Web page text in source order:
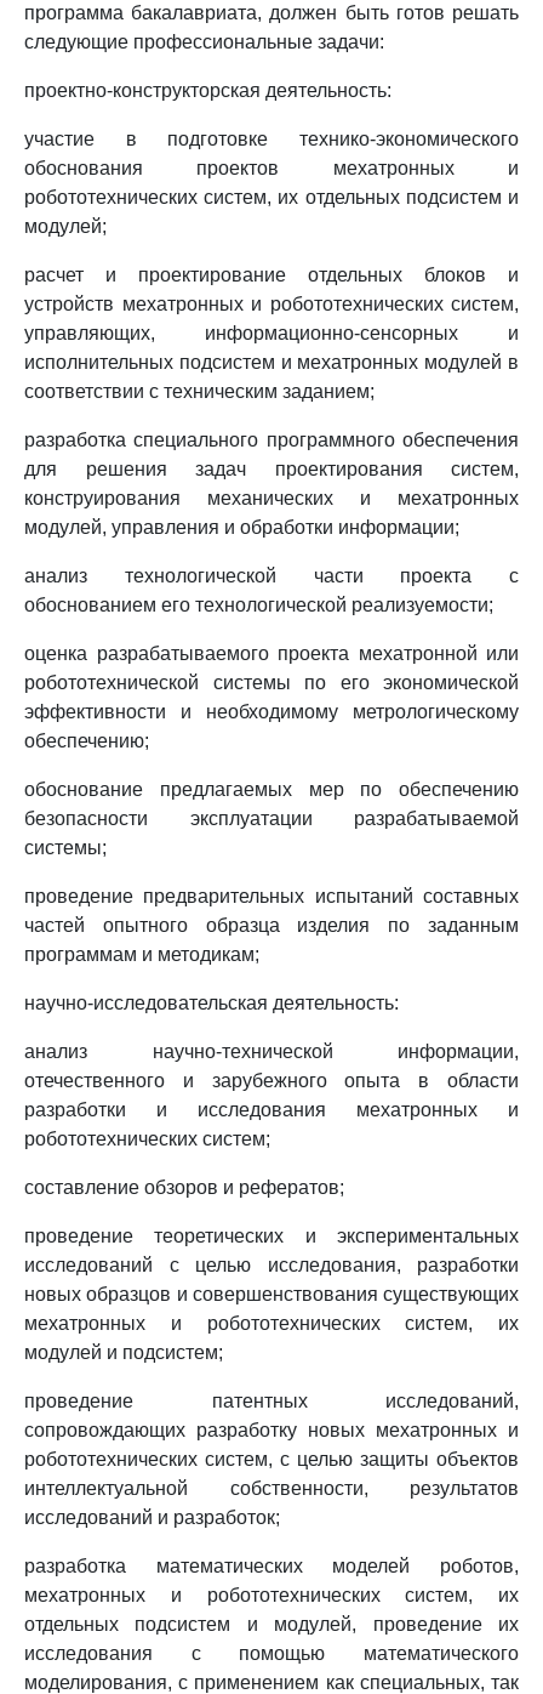
программа бакалавриата, должен быть готов решать
следующие профессиональные задачи:
проектно-конструкторская деятельность:
участие в подготовке технико-экономического
обоснования проектов мехатронных и
робототехнических систем, их отдельных подсистем и
модулей;
расчет и проектирование отдельных блоков и
устройств мехатронных и робототехнических систем,
управляющих, информационно-сенсорных и
исполнительных подсистем и мехатронных модулей в
соответствии с техническим заданием;
разработка специального программного обеспечения
для решения задач проектирования систем,
конструирования механических и мехатронных
модулей, управления и обработки информации;
анализ технологической части проекта с
обоснованием его технологической реализуемости;
оценка разрабатываемого проекта мехатронной или
робототехнической системы по его экономической
эффективности и необходимому метрологическому
обеспечению;
обоснование предлагаемых мер по обеспечению
безопасности эксплуатации разрабатываемой
системы;
проведение предварительных испытаний составных
частей опытного образца изделия по заданным
программам и методикам;
научно-исследовательская деятельность:
анализ научно-технической информации,
отечественного и зарубежного опыта в области
разработки и исследования мехатронных и
робототехнических систем;
составление обзоров и рефератов;
проведение теоретических и экспериментальных
исследований с целью исследования, разработки
новых образцов и совершенствования существующих
мехатронных и робототехнических систем, их
модулей и подсистем;
проведение патентных исследований,
сопровождающих разработку новых мехатронных и
робототехнических систем, с целью защиты объектов
интеллектуальной собственности, результатов
исследований и разработок;
разработка математических моделей роботов,
мехатронных и робототехнических систем, их
отдельных подсистем и модулей, проведение их
исследования с помощью математического
моделирования, с применением как специальных, так